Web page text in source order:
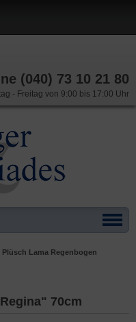
(040) 73 10 21 80
- Freitag von 9:00 bis 17:00 Uhr
Plüsch Lama Regenbogen
70cm